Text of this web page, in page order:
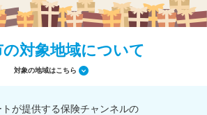
の対象地域について
対象の地域はこちら
トが提供する保険チャンネルの